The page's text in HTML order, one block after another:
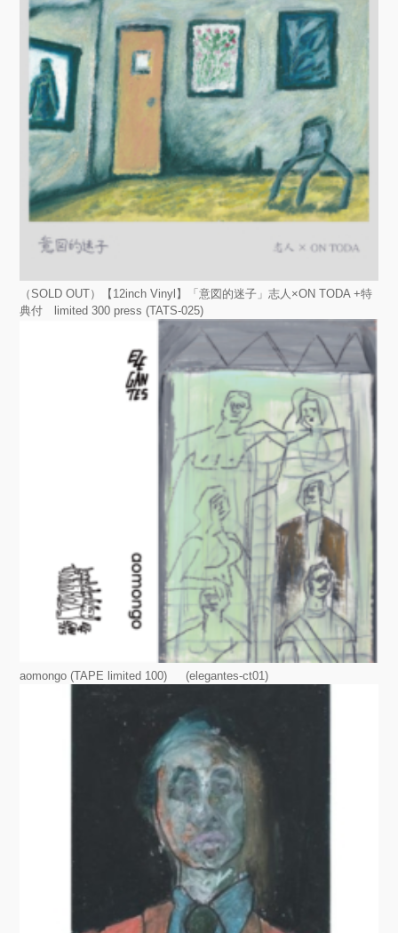
（SOLD OUT）【12inch Vinyl】「意図的迷子」志人×ON TODA +特
典付 limited 300 press (TATS-025)
aomongo (TAPE limited 100) (elegantes-ct01)